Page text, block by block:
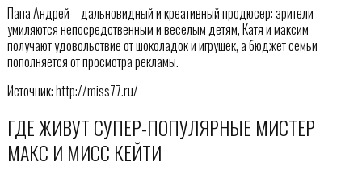
Папа Андрей – дальновидный и креативный продюсер: зрители
умиляются непосредственным и веселым детям, Катя и максим
получают удовольствие от шоколадок и игрушек, а бюджет семьи
пополняется от просмотра рекламы.
Источник: http://miss77.ru/
ГДЕ ЖИВУТ СУПЕР-ПОПУЛЯРНЫЕ МИСТЕР
МАКС И МИСС КЕЙТИ